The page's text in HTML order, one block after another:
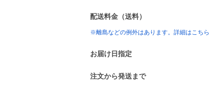
配送料金（送料）
※離島などの例外はあります。詳細はこちら
お届け日指定
注文から発送まで